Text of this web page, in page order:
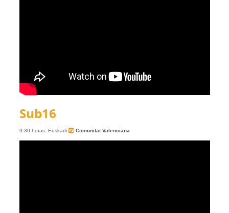
Sub16
9:30 horas. Euskadi Comunitat Valenciana